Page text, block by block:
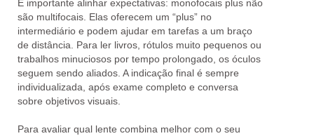
É importante alinhar expectativas: monofocais plus não
são multifocais . Elas oferecem um “plus” no
intermediário e podem ajudar em tarefas a um braço
de distância. Para ler livros, rótulos muito pequenos ou
trabalhos minuciosos por tempo prolongado, os óculos
seguem sendo aliados . A indicação final é sempre
individualizada , após exame completo e conversa
sobre objetivos visuais.
Para avaliar qual lente combina melhor com o seu